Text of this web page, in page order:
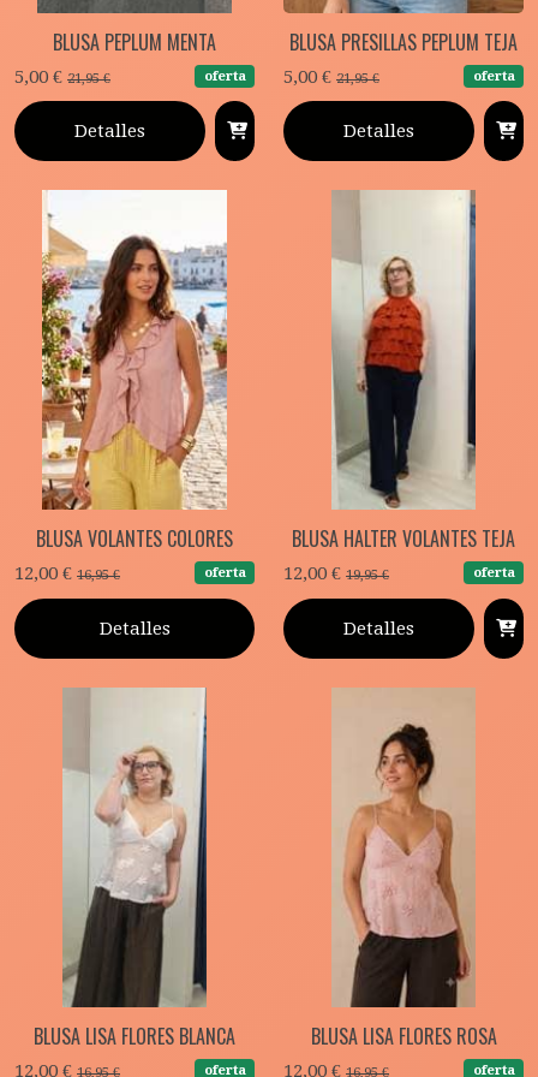
BLUSA PEPLUM MENTA
5,00 € 21,95 € oferta
Detalles
BLUSA PRESILLAS PEPLUM TEJA
5,00 € 21,95 € oferta
Detalles
BLUSA VOLANTES COLORES
12,00 € 16,95 € oferta
Detalles
BLUSA HALTER VOLANTES TEJA
12,00 € 19,95 € oferta
Detalles
BLUSA LISA FLORES BLANCA
12,00 € 16,95 € oferta
BLUSA LISA FLORES ROSA
12,00 € 16,95 € oferta